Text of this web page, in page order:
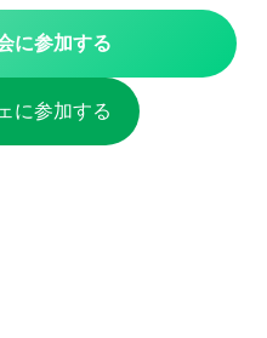
に参加する
に参加する